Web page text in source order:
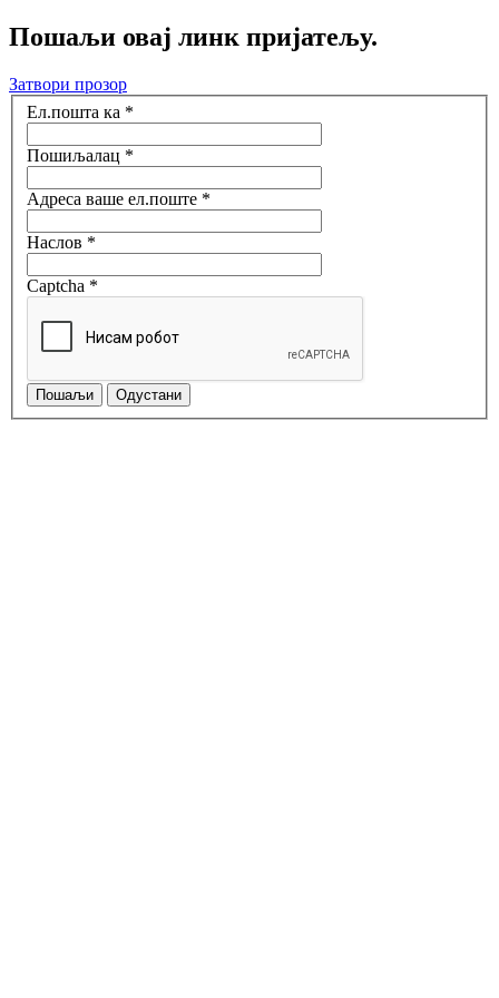
Пошаљи овај линк пријатељу.
Затвори прозор
Ел.пошта ка *
Пошиљалац *
Адреса ваше ел.поште *
Наслов *
Captcha *
Пошаљи Одустани